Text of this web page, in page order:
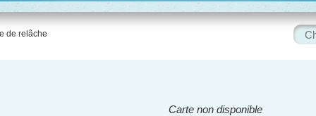
de relâche
:
Carte non disponible